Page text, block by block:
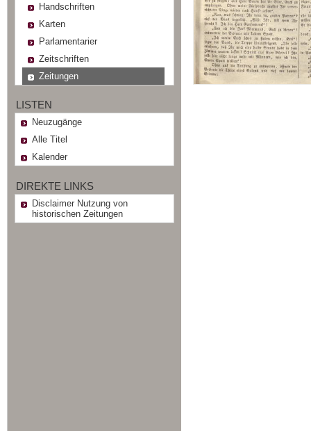
Handschriften
Karten
Parlamentarier
Zeitschriften
Zeitungen
LISTEN
Neuzugänge
Alle Titel
Kalender
DIREKTE LINKS
Disclaimer Nutzung von
historischen Zeitungen